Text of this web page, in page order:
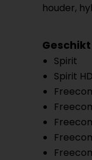
houder,
Spirit
Spirit HD